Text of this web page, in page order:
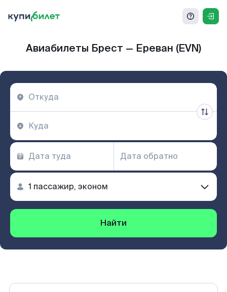
Авиабилеты Брест — Ереван (EVN)
Найти